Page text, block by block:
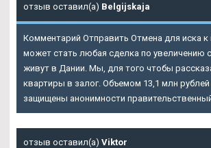
отзыв оставил(а) Belgijskaja
Комментарий Отправить Отмена для иска
может стать любая сделка по увеличению
живут в Дании. Мы, для того чтобы
квартиры в залог. Объемом 13,1 млн рублей
защищены анонимности
отзыв оставил(а) Viktor